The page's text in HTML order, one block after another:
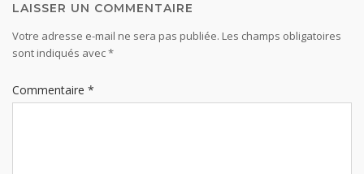
LAISSER UN COMMENTAIRE
Votre adresse e-mail ne sera pas publiée. Les champs obligatoires
sont indiqués avec*
Commentaire *